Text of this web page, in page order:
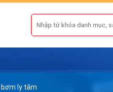
Tìm
kiếm:
bơm ly tâm